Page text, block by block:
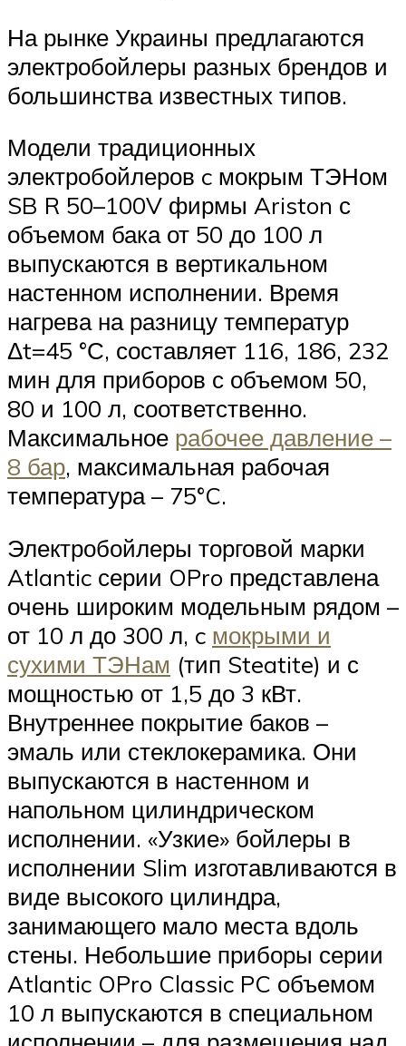
На рынке Украины предлагаются
электробойлеры разных брендов и
большинства известных типов.
Модели традиционных
электробойлеров c мокрым ТЭНом
SB R 50–100V фирмы Ariston с
объемом бака от 50 до 100 л
выпускаются в вертикальном
настенном исполнении. Время
нагрева на разницу температур
Δt=45 °С, составляет 116, 186, 232
мин для приборов с объемом 50,
80 и 100 л, соответственно.
Максимальное рабочее давление –
8 бар, максимальная рабочая
температура – 75°C.
Электробойлеры торговой марки
Atlantic серии OPro представлена
очень широким модельным рядом –
от 10 л до 300 л, c мокрыми и
сухими ТЭНам (тип Steatite) и с
мощностью от 1,5 до 3 кВт.
Внутреннее покрытие баков –
эмаль или стеклокерамика. Они
выпускаются в настенном и
напольном цилиндрическом
исполнении. «Узкие» бойлеры в
исполнении Slim изготавливаются в
виде высокого цилиндра,
занимающего мало места вдоль
стены. Небольшие приборы серии
Atlantic OPro Classic PC объемом
10 л выпускаются в специальном